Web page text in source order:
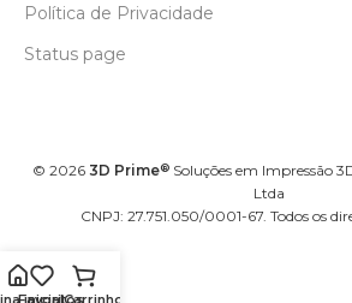
Política de Privacidade
Status page
© 2026 3D Prime® Soluções em Impressão
Ltda
CNPJ: 27.751.050/0001-67. Todos os
inicial
FavoritosCarrinho